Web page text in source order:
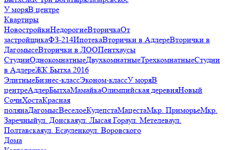
У моряВ центре
Квартиры
НовостройкиНедорогиеВторичкаОт
застройщикаФЗ-214ИпотекаВторички в АдлереВторички в
ДагомысеВторички в ЛООПентхаусы
СтудииОднокомнатныеДвухкомнатныеТрехкомнатныеСтудии
в АдлереЖК Бытха 2016
ЭлитныеБизнес-классЭконом-классУ моряВ
центреАдлерБытхаМамайкаОлимпийская деревняНовый
СочиХостаКрасная
полянаДагомысВеселоеКудепстаМацестаМкр. ПриморьеМкр.
Заречныйул. Донскаяул. Лысая Гораул. Метелеваул.
Полтавскаяул. Есауленкоул. Воровского
Дома